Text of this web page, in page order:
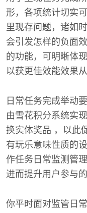
形，各项统计切实
里现存问题，诸如
会引发怎样的负面
的功能，可明晰体
以获更佳效能效果
日常任务完成举动
由雪花积分系统实
换实体奖品 ，以此
有玩乐意味性质的
作任务日常监测管
进而提升用户参与
你平时面对监管日